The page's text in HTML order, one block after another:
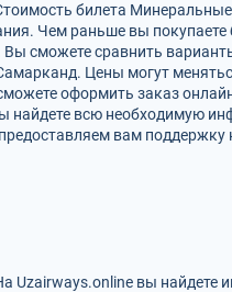
билета
Чем раньше вы
сможете сравнить
Цены могут
оформить заказ
найдете всю необходимую
вам поддержку
вы найдете